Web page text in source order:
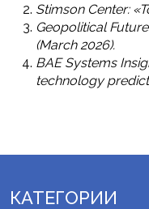
Stimson Center:
Geopolitical
(March 2026).
BAE Systems
technology
КАТЕГОРИИ